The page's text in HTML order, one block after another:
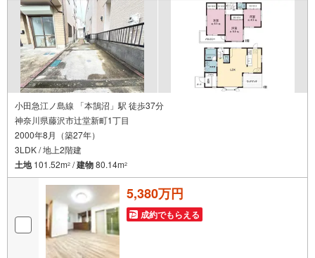
小田急江ノ島線 「本鵠沼」駅 徒歩37分
神奈川県藤沢市辻堂新町1丁目
2000年8月（築27年）
3LDK / 地上2階建
土地101.52m2 /建物80.14m2
5,380万円
成約でもらえる